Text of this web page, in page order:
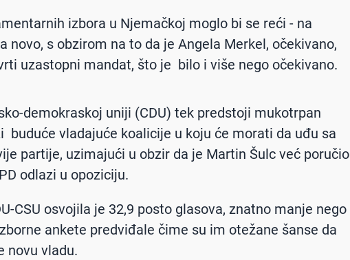
izbora u Njemačkoj moglo bi se reći - na
novo, s obzirom na to da je Angela Merkel, očekivano,
uzastopni mandat, što je bilo i više nego očekivano.
demokraskoj uniji (CDU) tek predstoji mukotrpan
buduće vladajuće koalicije u koju će morati da uđu sa
partije, uzimajući u obzir da je Martin Šulc već poručio
odlazi u opoziciju.
CSU osvojila je 32,9 posto glasova, znatno manje nego
ankete predviđale čime su im otežane šanse da
novu vladu.